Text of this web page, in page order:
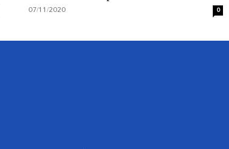
07/11/2020 0